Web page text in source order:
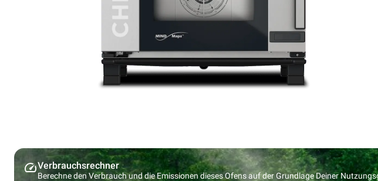
Verbrauchsrechner
Berechne den Verbrauch und die Emissionen dieses Ofens auf der Grundlage Deiner